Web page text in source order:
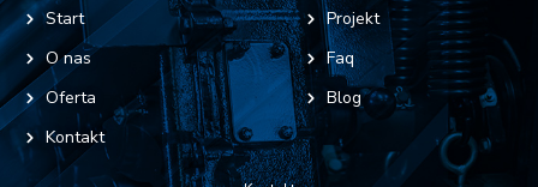
Start
O nas
Oferta
Kontakt
Projekt
Faq
Blog